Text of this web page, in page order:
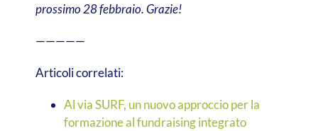
prossimo 28 febbraio. Grazie!
—————
Articoli correlati:
Al via SURF, un nuovo approccio per la
formazione al fundraising integrato